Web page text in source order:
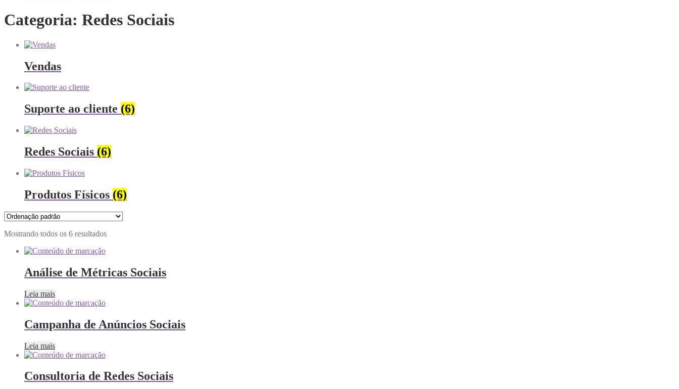
Categoria: Redes Sociais
Vendas
Suporte ao cliente (6)
Redes Sociais (6)
Produtos Físicos (6)
Mostrando todos os 6 resultados
Análise de Métricas Sociais
Leia mais
Campanha de Anúncios Sociais
Leia mais
Consultoria de Redes Sociais